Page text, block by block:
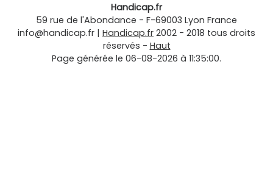
Handicap.fr
59 rue de l'Abondance - F-69003 Lyon France
info@handicap.fr | Handicap.fr 2002 - 2018 tous droits
réservés - Haut
Page générée le 06-08-2026 à 11:35:00.